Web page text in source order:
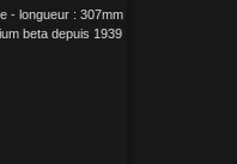
- longueur : 307mm
beta depuis 1939